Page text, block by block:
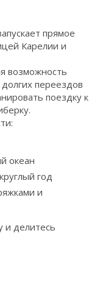
прямое
Карелии и
возможность
переездов
поездку к
океан
год
и
и делитесь